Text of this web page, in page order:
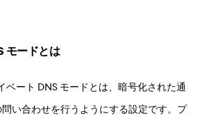
モードとは
ート DNS モードとは、暗号化された通
い合わせを行うようにする設定です。プ